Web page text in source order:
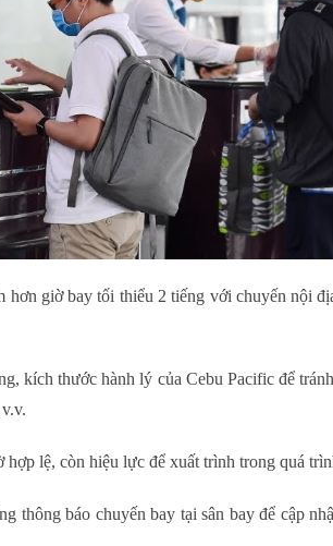
hơn giờ bay tối thiểu 2 tiếng với chuyến nội
kích thước hành lý của Cebu Pacific để
hợp lệ, còn hiệu lực để xuất trình trong quá
thông báo chuyến bay tại sân bay để cập